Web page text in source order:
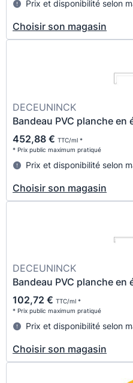
Prix et disponibilité selon
Choisir son magasin
DECEUNINCK
Bandeau PVC planche en
452,88 € TTC/ml *
* Prix public maximum pratiqué
Prix et disponibilité selon
Choisir son magasin
DECEUNINCK
Bandeau PVC planche
102,72 € TTC/ml *
* Prix public maximum pratiqué
Prix et disponibilité selon
Choisir son magasin